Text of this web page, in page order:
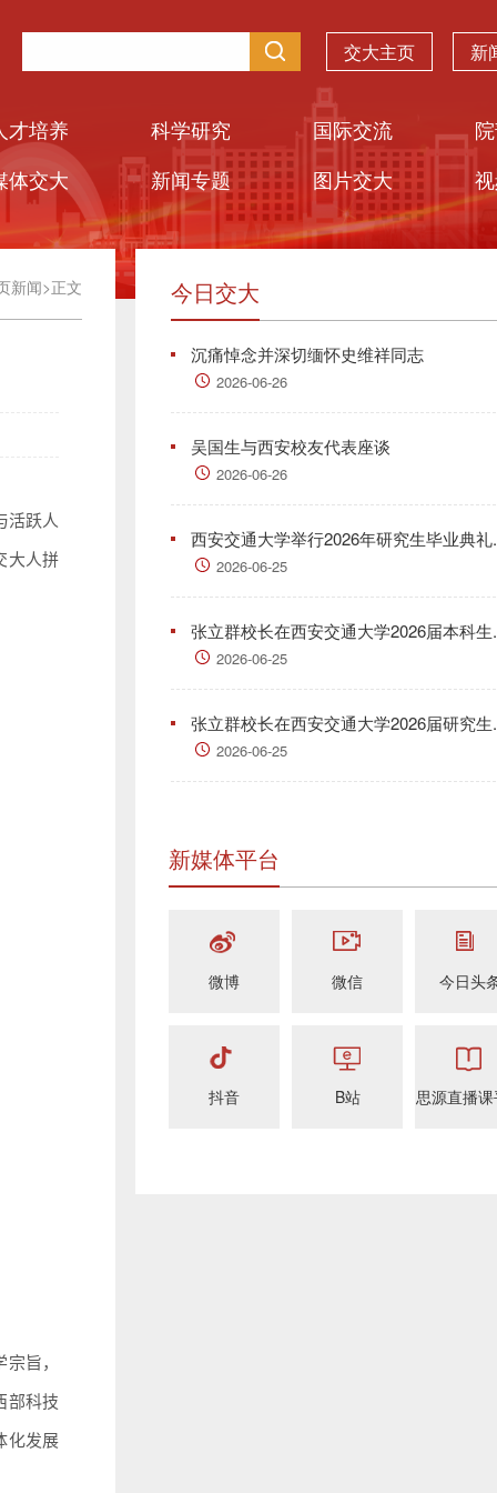
交大主页 新
才培养 科学研究 国际交流
体交大
新闻专题 图片交大
新闻>正文
活跃人
大人拼
旨，
部科技
化发展
今日交大
沉痛悼念并深切缅怀史维祥同志
2026-06-26
吴国生与西安校友代表座谈
2026-06-26
西安交通大学举行2026年研究生毕业典礼
2026-06-25
张立群校长在西安交通大学2026届本科生
2026-06-25
张立群校长在西安交通大学2026届研究生
2026-06-25
新媒体平台
微博 微信 今日头
抖音 B站 思源直播